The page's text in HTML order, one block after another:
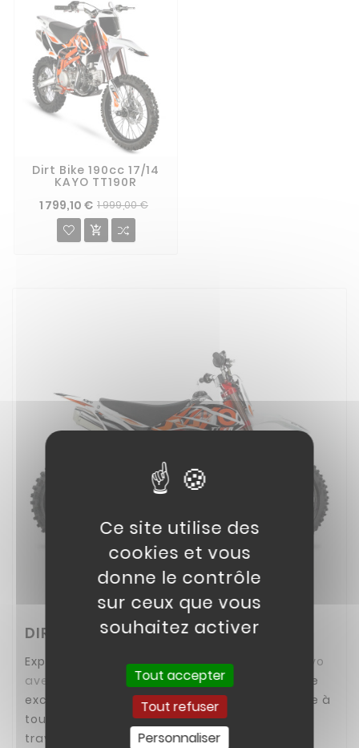
Dirt Bike 190cc 17/14
KAYO TT190R
1 799,10 € 1 999,00 €

DIRT BIKE 190CC
Explorez la puissance de laDirt Bike 190cc Kayo
avec son moteur Daytona! Dotée d'un couple
exceptionnel et d'une construction résistante à
toute épreuve, cette moto vous conduira à
travers tous les terrains pour des aventures
Ce site utilise des
cookies et vous
donne le contrôle
sur ceux que vous
souhaitez activer
Tout accepter
Tout refuser
Personnaliser